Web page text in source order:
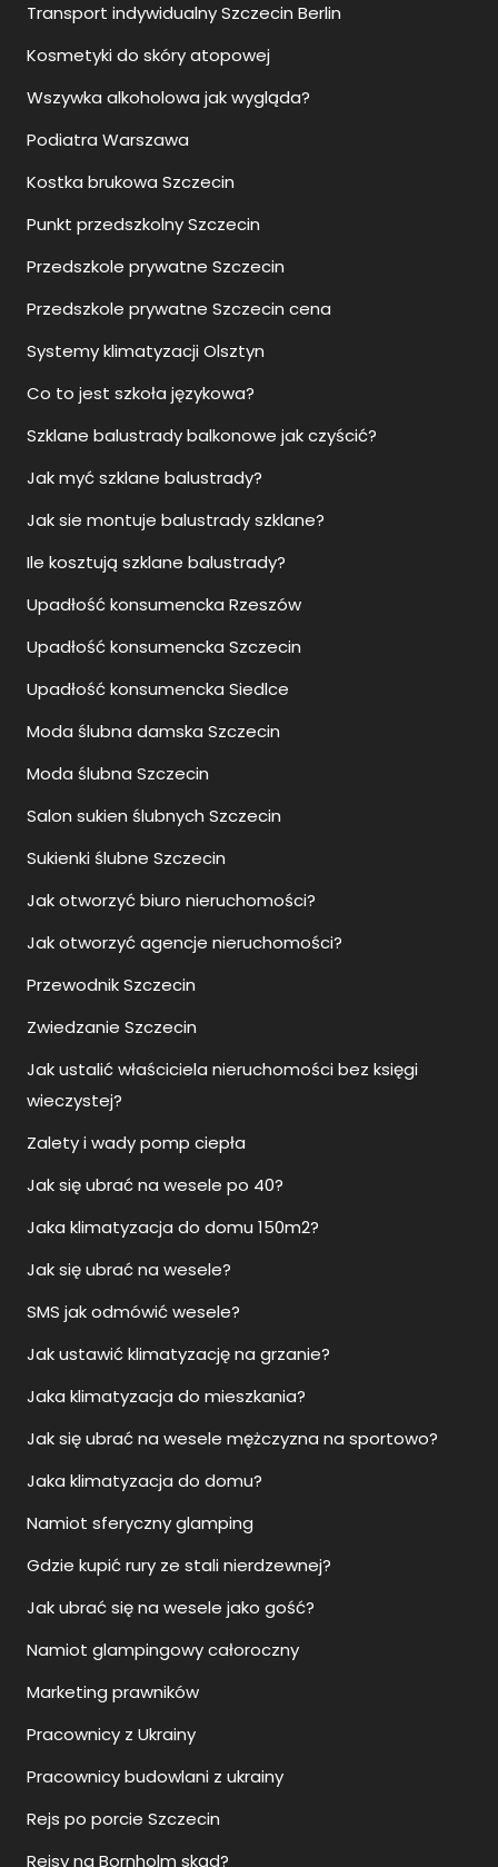
Transport indywidualny Szczecin Berlin
Kosmetyki do skóry atopowej
Wszywka alkoholowa jak wygląda?
Podiatra Warszawa
Kostka brukowa Szczecin
Punkt przedszkolny Szczecin
Przedszkole prywatne Szczecin
Przedszkole prywatne Szczecin cena
Systemy klimatyzacji Olsztyn
Co to jest szkoła językowa?
Szklane balustrady balkonowe jak czyścić?
Jak myć szklane balustrady?
Jak sie montuje balustrady szklane?
Ile kosztują szklane balustrady?
Upadłość konsumencka Rzeszów
Upadłość konsumencka Szczecin
Upadłość konsumencka Siedlce
Moda ślubna damska Szczecin
Moda ślubna Szczecin
Salon sukien ślubnych Szczecin
Sukienki ślubne Szczecin
Jak otworzyć biuro nieruchomości?
Jak otworzyć agencje nieruchomości?
Przewodnik Szczecin
Zwiedzanie Szczecin
Jak ustalić właściciela nieruchomości bez księgi
wieczystej?
Zalety i wady pomp ciepła
Jak się ubrać na wesele po 40?
Jaka klimatyzacja do domu 150m2?
Jak się ubrać na wesele?
SMS jak odmówić wesele?
Jak ustawić klimatyzację na grzanie?
Jaka klimatyzacja do mieszkania?
Jak się ubrać na wesele mężczyzna na sportowo?
Jaka klimatyzacja do domu?
Namiot sferyczny glamping
Gdzie kupić rury ze stali nierdzewnej?
Jak ubrać się na wesele jako gość?
Namiot glampingowy całoroczny
Marketing prawników
Pracownicy z Ukrainy
Pracownicy budowlani z ukrainy
Rejs po porcie Szczecin
Rejsy na Bornholm skąd?